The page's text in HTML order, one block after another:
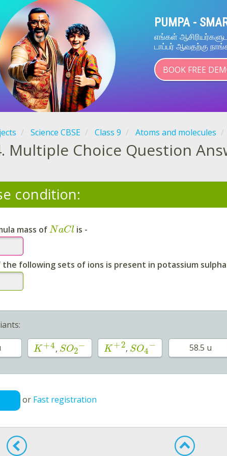
PUMPA -
எங்கள்
டாப்பர் ஆவதற்கு
BOOK FREE
Science CBSE Class 9 Atoms and molecules
Multiple Choice Question
condition:
mass of NaCl is -
the following sets of ions is present in potassium
K +4, SO2
− K +2, SO4
− 58.5 u
or Fast registration